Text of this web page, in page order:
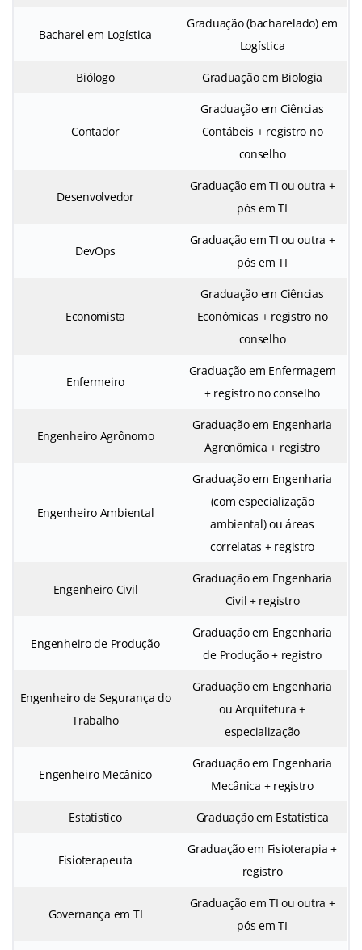
Bacharel em Logística
Graduação (bacharelado) em
Logística
Biólogo Graduação em Biologia
Contador
Graduação em Ciências
Contábeis + registro no
conselho
Desenvolvedor
Graduação em TI ou outra +
pós em TI
DevOps
Graduação em TI ou outra +
pós em TI
Economista
Graduação em Ciências
Econômicas + registro no
conselho
Enfermeiro
Graduação em Enfermagem
+ registro no conselho
Engenheiro Agrônomo
Graduação em Engenharia
Agronômica + registro
Engenheiro Ambiental
Graduação em Engenharia
(com especialização
ambiental) ou áreas
correlatas + registro
Engenheiro Civil
Graduação em Engenharia
Civil + registro
Engenheiro de Produção
Graduação em Engenharia
de Produção + registro
Engenheiro de Segurança do
Trabalho
Graduação em Engenharia
ou Arquitetura +
especialização
Engenheiro Mecânico
Graduação em Engenharia
Mecânica + registro
Estatístico Graduação em Estatística
Fisioterapeuta
Graduação em Fisioterapia +
registro
Governança em TI
Graduação em TI ou outra +
pós em TI